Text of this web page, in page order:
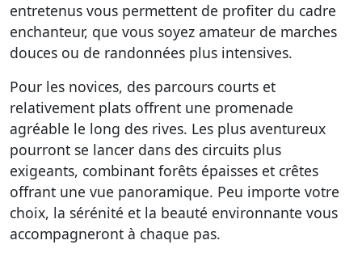
entretenus vous permettent de profiter du cadre
enchanteur, que vous soyez amateur de marches
douces ou de randonnées plus intensives.
Pour les novices, des parcours courts et
relativement plats offrent une promenade
agréable le long des rives. Les plus aventureux
pourront se lancer dans des circuits plus
exigeants, combinant forêts épaisses et crêtes
offrant une vue panoramique. Peu importe votre
choix, la sérénité et la beauté environnante vous
accompagneront à chaque pas.